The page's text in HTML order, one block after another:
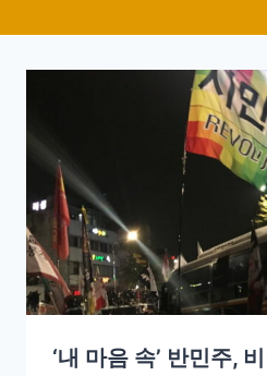
‘내 마음 속’ 반민주,